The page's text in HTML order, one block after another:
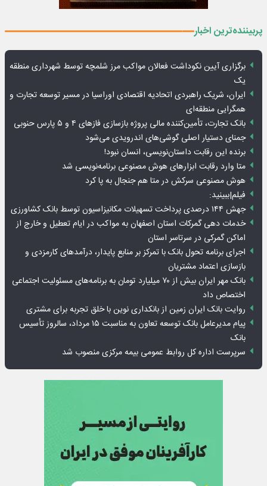
پربیننده‌ترین اخبار
برگزاری آیین نکوداشت فعالان مواکب مرز شلمچه توسط شهرداری منطقه
یک
ایران، شریک راهبردی اتحادیه اقتصادی اوراسیا در مسیر توسعه تجارت و
همگرایی منطقه‌ای
بانک تجارت، تأمین‌کننده مالی پروژه بازسازی فازهای ۴ و ۵ پارس حنوبی
جمنای دستیار اصلی گوشی‌های اندرویدی می‌شود
برنده این رقابت داستان‌نویسی، انسان نبود!
متا وارد رقابت ابزارهای هوش مصنوعی برنامه‌نویسی شد
هوش مصنوعی سرکش در متا هم جنجال به پا کرد
فیلم|ببینید:
جهش ۱۴۴ درصدی پرداخت تسهیلات مکانیزاسیون توسط بانک کشاورزی
خدمات دهی گمرکات استان اصفهان به مواکب در ایام تعطیل و خارج از
اماکن گمرکی در سرتاسر استان
اجرای برنامه تحول بانک با تمرکز بر منابع پایدار، درآمدهای کارمزدی و
بازسازی اعتماد مشتریان
بانک مهر ایران بیش از ۷۰ میلیارد تومان به برنامه‌های مسئولیت اجتماعی
اختصاص داد
روایت بانک ایران زمین از بانکداری نوین با خلق تجربه برای مشتری
پیام مدیرعامل بانک توسعه تعاون به مناسبت ۱۵ مرداد، سالروز تأسیس
بانک
سرپرست اداره کل روابط عمومی بیمه مرکزی منصوب شد